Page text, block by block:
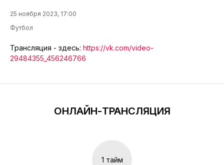
25 ноября 2023, 17:00
Футбол
Трансляция - здесь: https://vk.com/video-
29484355_456246766
ОНЛАЙН-ТРАНСЛЯЦИЯ
1 тайм